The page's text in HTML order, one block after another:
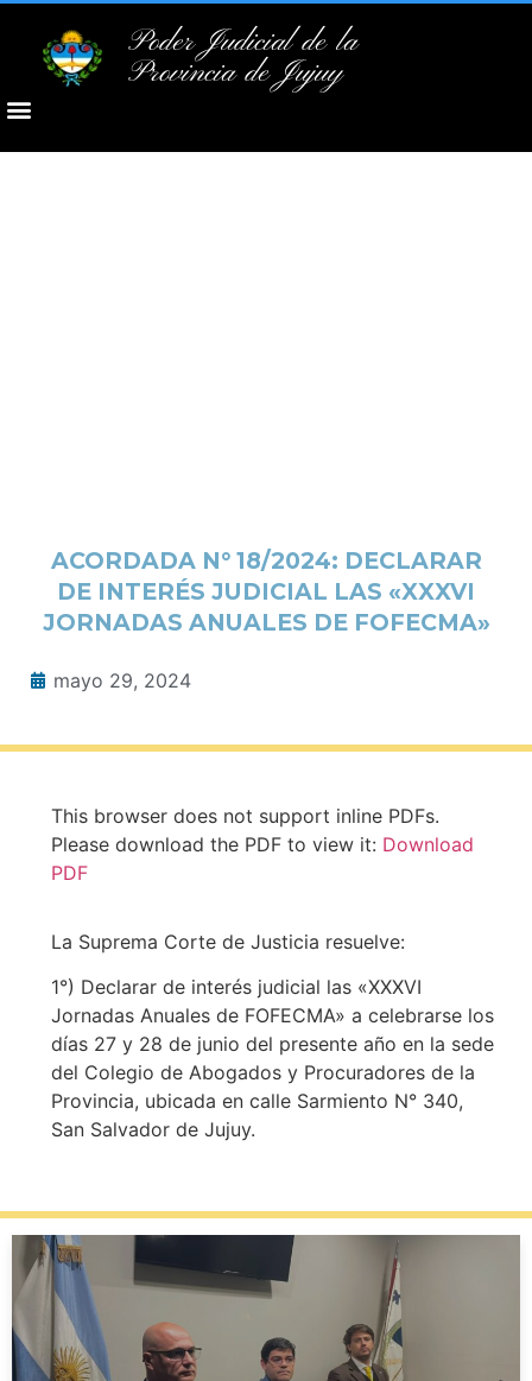
Poder Judicial de la
Provincia de Jujuy
ACORDADA N° 18/2024: DECLARAR
DE INTERÉS JUDICIAL LAS «XXXVI
JORNADAS ANUALES DE FOFECMA»
mayo 29, 2024
This browser does not support inline PDFs.
Please download the PDF to view it: Download
PDF
La Suprema Corte de Justicia resuelve:
1°) Declarar de interés judicial las «XXXVI
Jornadas Anuales de FOFECMA» a celebrarse los
días 27 y 28 de junio del presente año en la sede
del Colegio de Abogados y Procuradores de la
Provincia, ubicada en calle Sarmiento N° 340,
San Salvador de Jujuy.